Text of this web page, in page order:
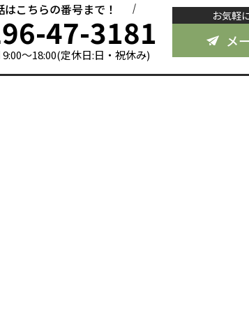
はこちらの番号まで！
47-3181
～18:00(定休日:日・祝休み)
お気軽
メ